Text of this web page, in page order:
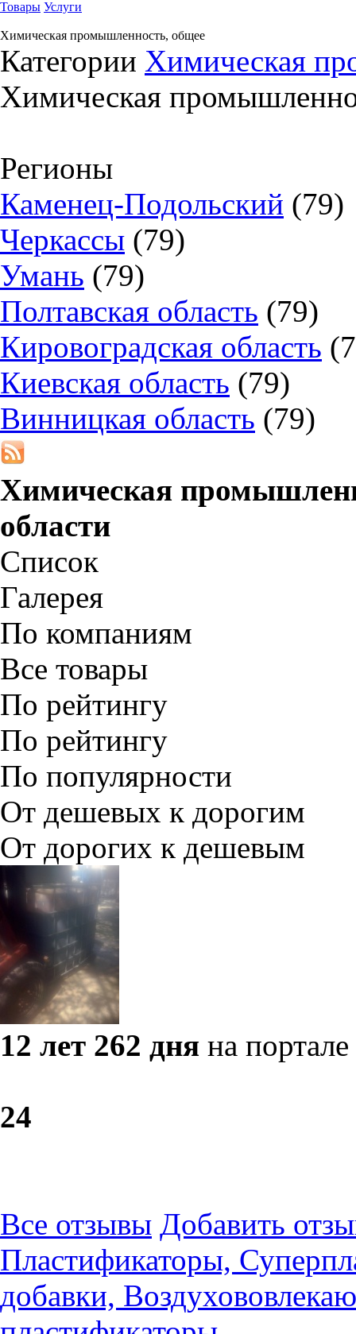
Товары Услуги
Химическая промышленность, общее
Категории Химическая
Химическая
Регионы
Каменец-Подольский (79)
Черкассы (79)
Умань (79)
Полтавская область (79)
Кировоградская область
Киевская область (79)
Винницкая область (79)
Химическая
области
Список
Галерея
По компаниям
Все товары
По рейтингу
По рейтингу
По популярности
От дешевых к дорогим
От дорогих к дешевым
12 лет 262 дня на портале
24
Все отзывы Добавить
Пластификаторы,
добавки,